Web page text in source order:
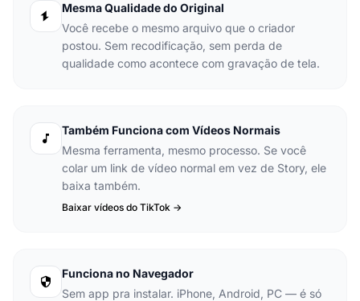
Mesma Qualidade do Original
Você recebe o mesmo arquivo que o criador
postou. Sem recodificação, sem perda de
qualidade como acontece com gravação de tela.
Também Funciona com Vídeos Normais
Mesma ferramenta, mesmo processo. Se você
colar um link de vídeo normal em vez de Story, ele
baixa também.
Baixar vídeos do TikTok ->
Funciona no Navegador
Sem app pra instalar. iPhone, Android, PC — é só